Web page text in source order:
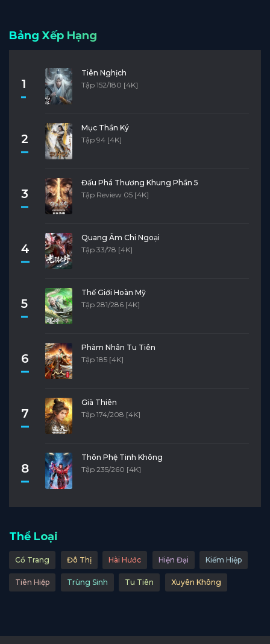
Bảng Xếp Hạng
1
Tiên Nghịch
Tập 152/180 [4K]
2
Mục Thần Ký
Tập 94 [4K]
3
Đấu Phá Thương Khung Phần 5
Tập Review 05 [4K]
4
Quang Âm Chi Ngoại
Tập 33/78 [4K]
5
Thế Giới Hoàn Mỹ
Tập 281/286 [4K]
6
Phàm Nhân Tu Tiên
Tập 185 [4K]
7
Già Thiên
Tập 174/208 [4K]
8
Thôn Phệ Tinh Không
Tập 235/260 [4K]
Thể Loại
Cổ Trang Đô Thị Hài Hước Hiện Đại Kiếm Hiệp
Tiên Hiệp Trùng Sinh Tu Tiên Xuyên Không